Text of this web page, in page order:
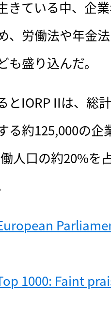
きている中、企
、労働法や年金
盛り込んだ。
とIORP IIは、総
る約125,000の企
人口の約20%を
1000: Faint